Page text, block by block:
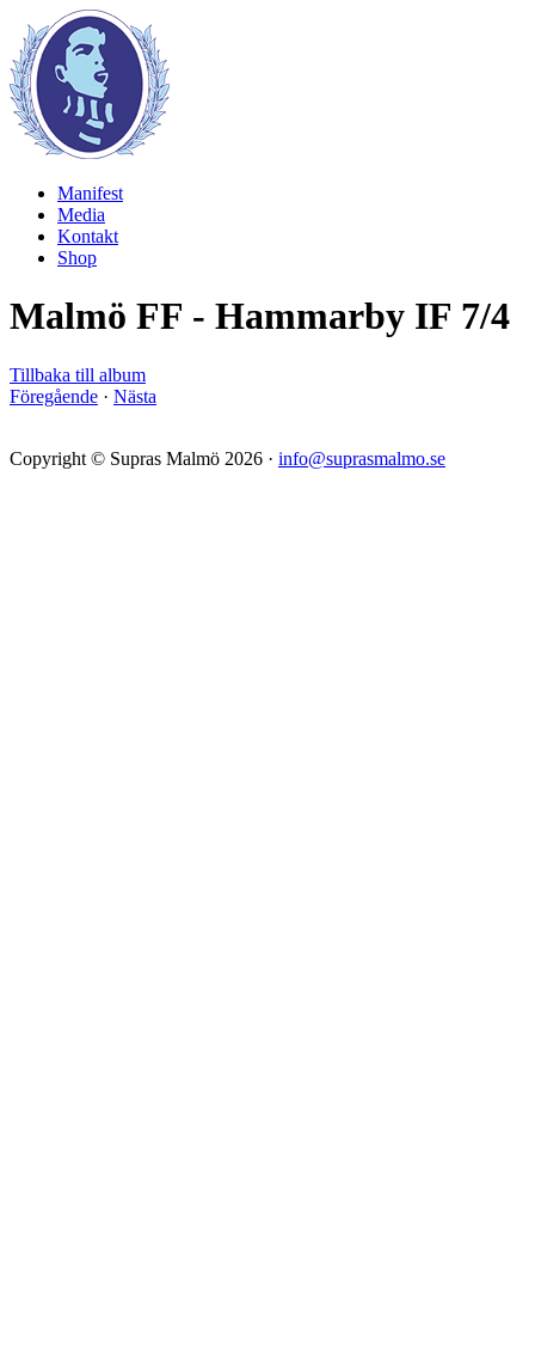
Manifest
Media
Kontakt
Shop
Malmö FF - Hammarby IF 7/4
Tillbaka till album
Föregående · Nästa
Copyright © Supras Malmö 2026 · info@suprasmalmo.se